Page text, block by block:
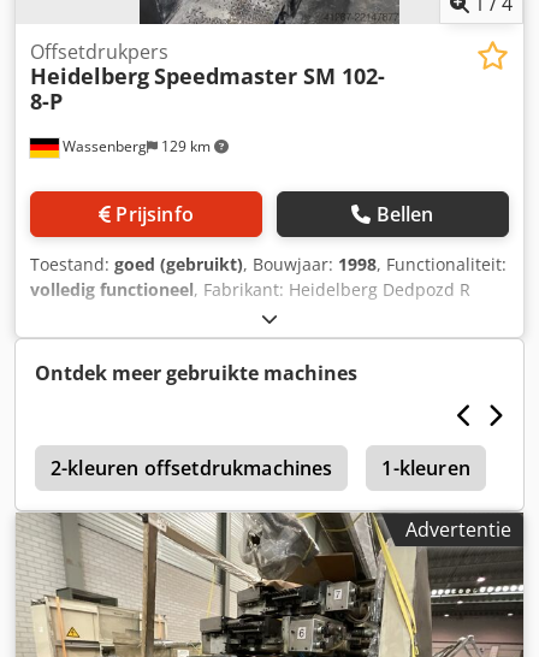
Wassenberg 129 km
Offsetdrukpers
HeidelbergSpeedmaster SM 102-
8-P
Prijsinfo Bellen
Toestand: goed (gebruikt), Bouwjaar: 1998, Functionaliteit:
volledig functioneel, Fabrikant: Heidelberg Dedpozd R
Hgofx Anksck Model: Speedmaster 102-8-P Bouwjaar: 1998
Drukcount: 359 miljoen Uitrusting: - CP Tronic
bedieningsconsole - CPC 1-04 kleurregelingssysteem -
Alcolor bevochtigingsysteem - Autoplate
plaatwisselsysteem Verdere kenmerken: - Automatische
rubberdoekwasinstallatie - Autoregister - Elektronische
dubbelvellaandetectie - Elektronische zijmerkdetectie -
Hoge stapeluitvoer (High Pile Delivery) - Vellenontkruller
(Sheet De-curler) - Antistatisch systeem - Stalen platen in
aanvoer en uitvoer - Super Blue uitvoering - Technotrans
koel- en circulatiesysteem - Weko poedersproeiapparaat
Max. formaat: 720 × 1.020 mm Machinetype:
Vellenoffsetdrukpers Machinevariant: 8-kleuren perfector
(Wendepers)
Ontdek meer gebruikte machines
2-kleuren offsetdrukmachines 1-kleuren
Advertentie